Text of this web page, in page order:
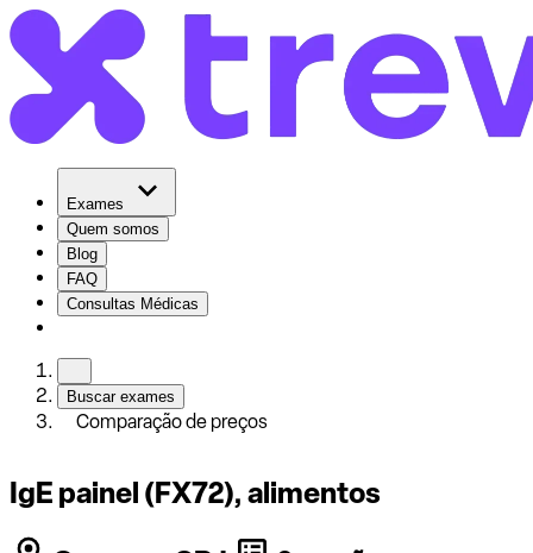
Exames
Quem somos
Blog
FAQ
Consultas Médicas
Buscar exames
Comparação de preços
IgE painel (FX72), alimentos